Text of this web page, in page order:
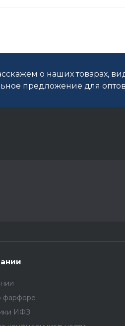
о наших товарах,
предложение для
фарфоре
ИФЗ